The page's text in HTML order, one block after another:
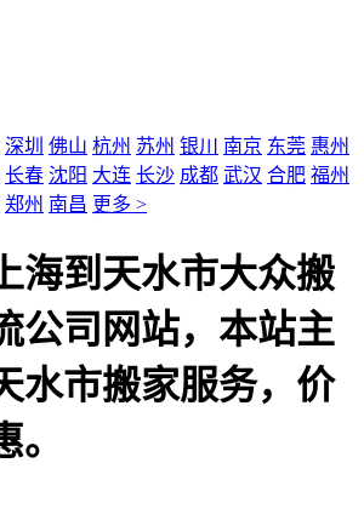
深圳 佛山 杭州 苏州 银川 南京 东莞 惠州
长春 沈阳 大连 长沙 成都 武汉 合肥 福州
郑州 南昌 更多 >
海到天水市大众搬
公司网站，本站主
水市搬家服务，价